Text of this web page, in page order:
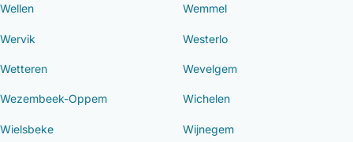
Wellen Wemmel
Wervik Westerlo
Wetteren Wevelgem
Wezembeek-Oppem Wichelen
Wielsbeke Wijnegem